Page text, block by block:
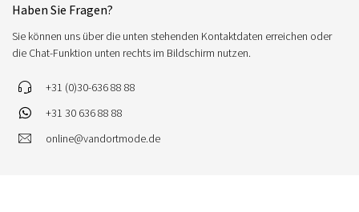
Haben Sie Fragen?
Sie können uns über die unten stehenden Kontaktdaten erreichen oder
die Chat-Funktion unten rechts im Bildschirm nutzen.
+31 (0)30-636 88 88
+31 30 636 88 88
online@vandortmode.de